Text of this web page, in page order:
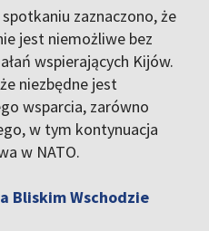
zaznaczono, że
jest niemożliwe bez
wspierających Kijów.
niezbędne jest
wsparcia, zarówno
w tym kontynuacja
w NATO.
Bliskim Wschodzie